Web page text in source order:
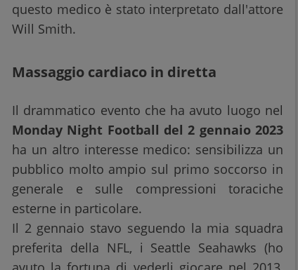
questo medico è stato interpretato dall'attore
Will Smith.
Massaggio cardiaco in diretta
Il drammatico evento che ha avuto luogo nel
Monday Night Football del 2 gennaio 2023
ha un altro interesse medico: sensibilizza un
pubblico molto ampio sul primo soccorso in
generale e sulle compressioni toraciche
esterne in particolare.
Il 2 gennaio stavo seguendo la mia squadra
preferita della NFL, i Seattle Seahawks (ho